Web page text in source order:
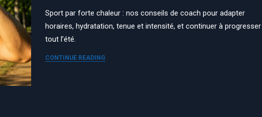
Sport par forte chaleur : nos conseils de coach pour adapter
horaires, hydratation, tenue et intensité, et continuer à progresser
tout l’été.
CONTINUE READING